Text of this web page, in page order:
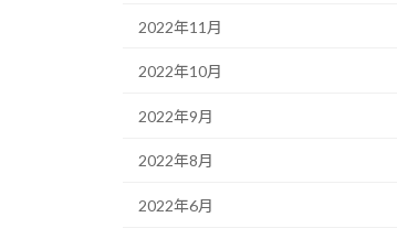
2022年11月
2022年10月
2022年9月
2022年8月
2022年6月